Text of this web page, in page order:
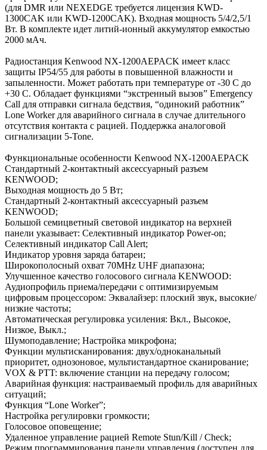
(для DMR или NEXEDGE требуется лицензия KWD-
1300CAK или KWD-1200CAK). Входная мощность 5/4/2,5/1
Вт. В комплекте идет литий-ионный аккумулятор емкостью
2000 мАч.
Радиостанция Kenwood NX-1200AEPACK имеет класс
защиты IP54/55 для работы в повышенной влажности и
запыленности. Может работать при температуре от -30 С до
+30 С. Обладает функциями “экстренный вызов” Emergency
Call для отправки сигнала бедствия, “одинокий работник”
Lone Worker для аварийного сигнала в случае длительного
отсутствия контакта с рацией. Поддержка аналоговой
сигнализации 5-Tone.
Функциональные особенности Kenwood NX-1200AEPACK
Стандартный 2-контактный аксессуарный разъем
KENWOOD;
Выходная мощность до 5 Вт;
Стандартный 2-контактный аксессуарный разъем
KENWOOD;
Большой семицветный световой индикатор на верхней
панели указывает: Селективный индикатор Power-on;
Селективный индикатор Call Alert;
Индикатор уровня заряда батареи;
Широкополосный охват 70MHz UHF диапазона;
Улучшенное качество голосового сигнала KENWOOD:
Аудиопрофиль приема/передачи с оптимизируемым
цифровым процессором: Эквалайзер: плоский звук, высокие/
низкие частоты;
Автоматическая регулировка усиления: Вкл., Высокое,
Низкое, Выкл.;
Шумоподавление; Настройка микрофона;
Функции мультисканирования: двух/одноканальный
приоритет, однозоновое, мультистандартное сканирование;
VOX & PTT: включение станции на передачу голосом;
Аварийная функция: настраиваемый профиль для аварийных
ситуаций;
Функция “Lone Worker”;
Настройка регулировки громкости;
Голосовое оповещение;
Удаленное управление рацией Remote Stun/Kill / Check;
Режим программирования панели управления (доступен для